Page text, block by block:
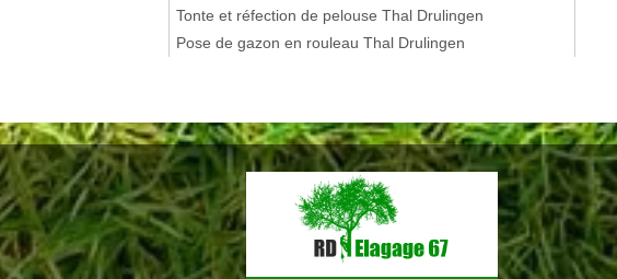
Tonte et réfection de pelouse Thal Drulingen
Pose de gazon en rouleau Thal Drulingen